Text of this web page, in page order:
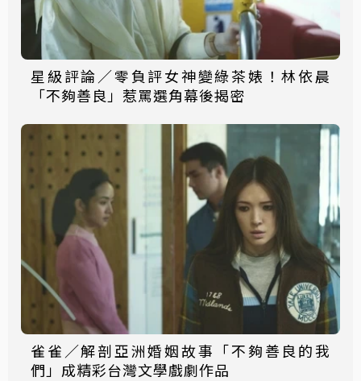
星級評論／零負評女神變綠茶婊！林依晨
「不夠善良」惹罵選角幕後揭密
雀雀／解剖亞洲婚姻故事「不夠善良的我
們」成精彩台灣文學戲劇作品